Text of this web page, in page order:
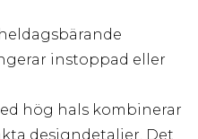
instoppad eller
hög hals kombinerar
designdetaljer. Det